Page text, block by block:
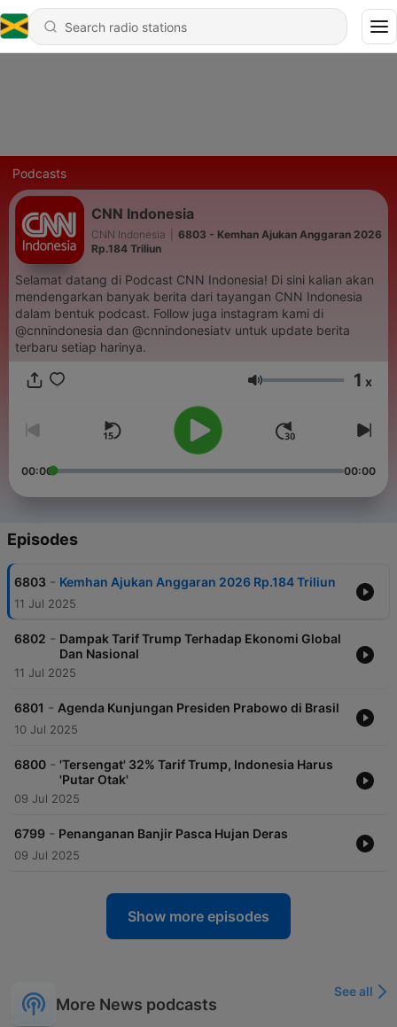
Podcasts
CNN Indonesia
CNN Indonesia
6803 - Kemhan Ajukan Anggaran 2026
Rp.184 Triliun
Selamat datang di Podcast CNN Indonesia! Di sini kalian akan
mendengarkan banyak berita dari tayangan CNN Indonesia
dalam bentuk podcast. Follow juga instagram kami di
@cnnindonesia dan @cnnindonesiatv untuk update berita
terbaru setiap harinya.
Volume 1 x
00:00 00:00
Episodes
6803 - Kemhan Ajukan Anggaran 2026 Rp.184 Triliun
11 Jul 2025
6802 - Dampak Tarif Trump Terhadap Ekonomi Global
Dan Nasional
11 Jul 2025
6801 - Agenda Kunjungan Presiden Prabowo di Brasil
10 Jul 2025
6800 - 'Tersengat' 32% Tarif Trump, Indonesia Harus
'Putar Otak'
09 Jul 2025
6799 - Penanganan Banjir Pasca Hujan Deras
09 Jul 2025
Show more episodes
More News podcasts
See all